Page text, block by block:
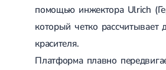
помощью инжектора Ulrich
который четко рассчитывает
красителя.
Платформа плавно